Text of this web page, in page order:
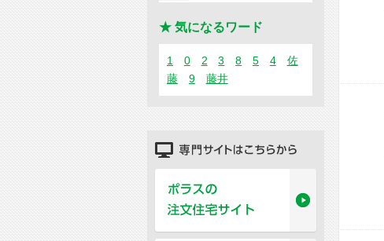
★ 気になるワード
1 0 2 3 8 5 4
佐
藤
9 藤井